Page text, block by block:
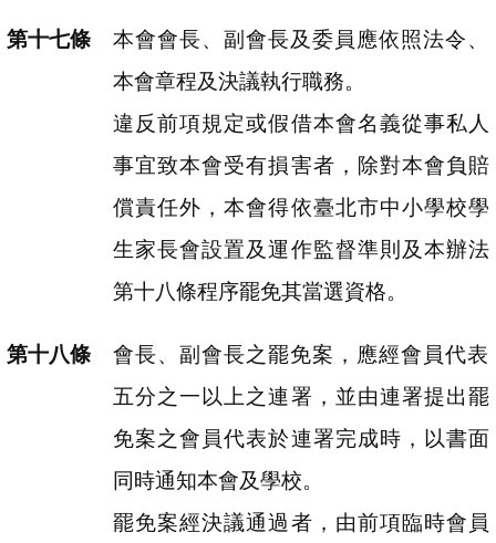
本會會長、副會長及委員應依照法令、
本會章程及決議執行職務。
違反前項規定或假借本會名義從事私人
事宜致本會受有損害者，除對本會負賠
償責任外，本會得依臺北市中小學校學
生家長會設置及運作監督準則及本辦法
第十八條程序罷免其當選資格。
會長、副會長之罷免案，應經會員代表
五分之一以上之連署，並由連署提出罷
免案之會員代表於連署完成時，以書面
同時通知本會及學校。
罷免案經決議通過者，由前項臨時會員